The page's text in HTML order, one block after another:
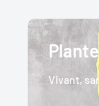
Vivant,